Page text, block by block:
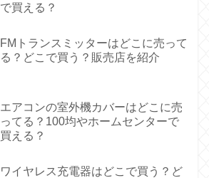
で買える？
FMトランスミッターはどこに売って
る？どこで買う？販売店を紹介
エアコンの室外機カバーはどこに売
ってる？100均やホームセンターで
買える？
ワイヤレス充電器はどこで買う？ど